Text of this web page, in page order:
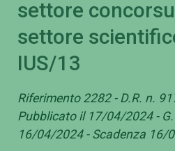
settore
settore
IUS/13
Riferimento 2282 - D.R. n.
Pubblicato il 17/04/2024 -
16/04/2024 - Scadenza 16/